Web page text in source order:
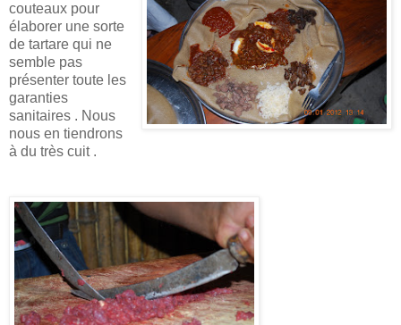
couteaux pour
élaborer une sorte
de tartare qui ne
semble pas
présenter toute les
garanties
sanitaires . Nous
nous en tiendrons
à du très cuit .